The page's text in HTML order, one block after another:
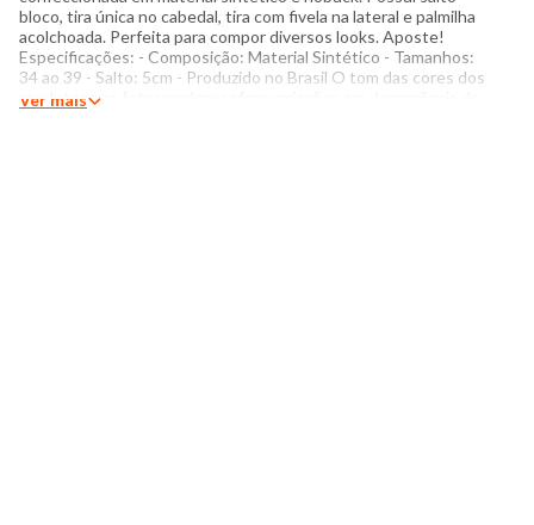
bloco, tira única no cabedal, tira com fivela na lateral e palmilha
acolchoada. Perfeita para compor diversos looks. Aposte!
Especificações: - Composição: Material Sintético - Tamanhos:
34 ao 39 - Salto: 5cm - Produzido no Brasil O tom das cores dos
produtos nas fotos podem sofrer variações em decorrência do
Ver mais